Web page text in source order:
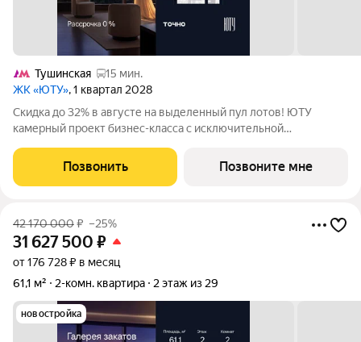
Тушинская
15 мин.
ЖК «ЮТУ», 1 квартал 2028
Скидка до 32% в августе на выделенный пул лотов! ЮТУ
камерный проект бизнес-класса с исключительной
благоустроенной набережной канала имени Москвы. Проект
создает идеальный баланс жизни в
Позвонить Позвоните мне
42 170 000₽ –25%
31 627 500 ₽
от 176 728 ₽ в месяц
61,1 м²
2-комн. квартира 2 этаж из 29
новостройка